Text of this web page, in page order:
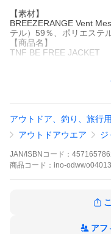
【素材】
BREEZERANGE Vent
テル）59％、ポリエステ
【商品名】
TNF BE FREE JACKET
テル）59％、ポリエステ
※当店では実店舗と在庫
切れ又は取寄せとなる場
はメールにてご連絡させ
※モニタ閲覧環境によっ
なって見える場合があり
アウトドア、釣り、旅行
アウトドアウエア
ジ
JAN/ISBNコード：
商品 コード： ino-odwwo04013
アフ